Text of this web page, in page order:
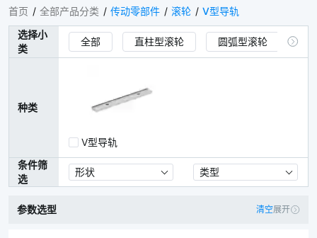
V型导轨
首页 全部产品分类 传动零部件 滚轮
V型导轨
选择小
类
全部 直柱型滚轮 圆弧型滚轮
V型导轨
种类
V型导轨
条件筛
选
形状 类型
参数选型 清空展开